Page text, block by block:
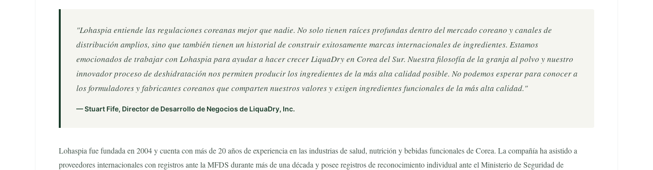
"Lohaspia entiende las regulaciones coreanas mejor que nadie. No solo tienen raíces profundas dentro del mercado coreano y canales de
distribución amplios, sino que también tienen un historial de construir exitosamente marcas internacionales de ingredientes. Estamos
emocionados de trabajar con Lohaspia para ayudar a hacer crecer LiquaDry en Corea del Sur. Nuestra filosofía de la granja al polvo y nuestro
innovador proceso de deshidratación nos permiten producir los ingredientes de la más alta calidad posible. No podemos esperar para conocer a
los formuladores y fabricantes coreanos que comparten nuestros valores y exigen ingredientes funcionales de la más alta calidad."
— Stuart Fife, Director de Desarrollo de Negocios de LiquaDry, Inc.
Lohaspia fue fundada en 2004 y cuenta con más de 20 años de experiencia en las industrias de salud, nutrición y bebidas funcionales de Corea. La compañía ha asistido a
proveedores internacionales con registros ante la MFDS durante más de una década y posee registros de reconocimiento individual ante el Ministerio de Seguridad de